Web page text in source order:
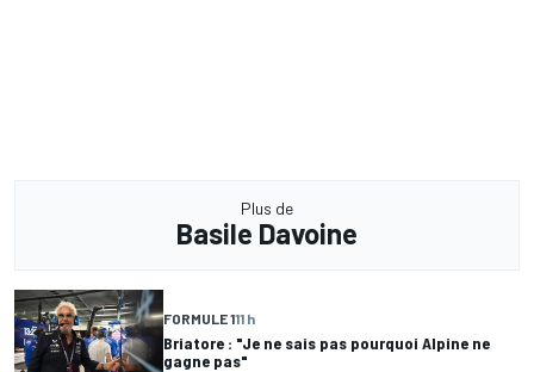
Plus de
Basile Davoine
FORMULE 111 h
Briatore : "Je ne sais pas pourquoi Alpine ne
gagne pas"